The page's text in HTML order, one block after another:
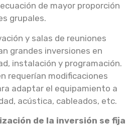
de mayor proporción
grupales.
y salas de reuniones
grandes inversiones en
instalación y programación.
requerían modificaciones
adaptar el equipamiento a
acústica, cableados, etc.
de la inversión se fija